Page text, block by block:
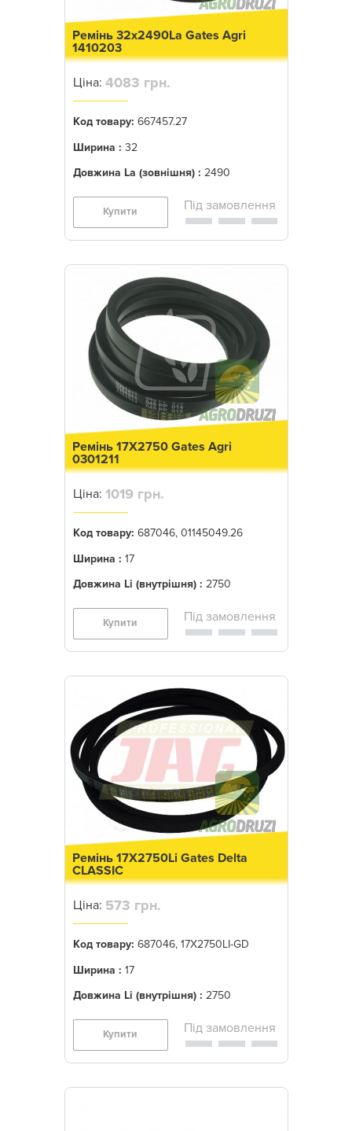
Ремінь 32x2490La Gates Agri
1410203
Ціна: 4083 грн.
Код товару: 667457.27
Ширина : 32
Довжина La (зовнішня) : 2490
Купити
Ремінь 17X2750 Gates Agri
0301211
Ціна: 1019 грн.
Код товару: 687046, 01145049.26
Ширина : 17
Довжина Li (внутрішня) : 2750
Купити
Ремінь 17X2750Li Gates Delta
CLASSIC
Ціна: 573 грн.
Код товару: 687046, 17X2750LI-GD
Ширина : 17
Довжина Li (внутрішня) : 2750
Купити